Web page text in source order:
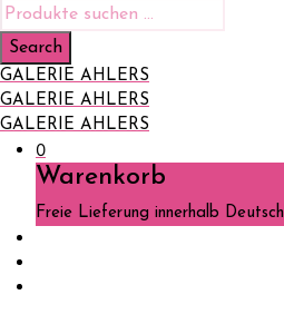
GALERIE AHLERS
GALERIE AHLERS
GALERIE AHLERS
0
Warenkorb
Freie Lieferung innerhalb